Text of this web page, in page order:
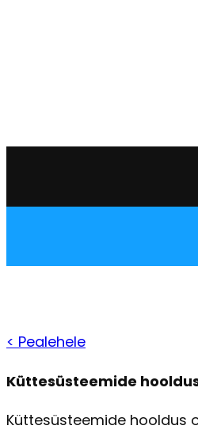
< Pealehele
Küttesüsteemide
Küttesüsteemide hooldus